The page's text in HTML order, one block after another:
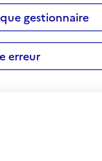
gestionnaire
erreur